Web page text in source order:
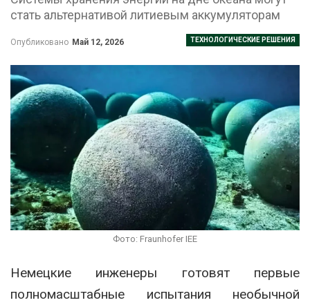
стать альтернативой литиевым аккумуляторам
ТЕХНОЛОГИЧЕСКИЕ РЕШЕНИЯ
Опубликовано Май 12, 2026
Фото: Fraunhofer IEE
Немецкие инженеры готовят первые
полномасштабные испытания необычной